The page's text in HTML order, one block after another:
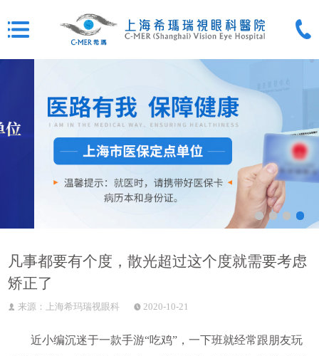
凡事都要有个度，散光超过这个度就需要考虑
矫正了
来源：上海希玛瑞视眼科 2020-10-21
近小编沉迷于一款手游“吃鸡”，一下班就经常跟朋友玩